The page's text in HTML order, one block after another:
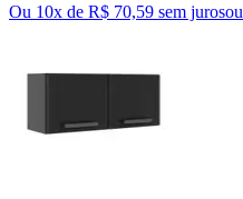
Ou 10x de R$ 70,59 sem jurosou